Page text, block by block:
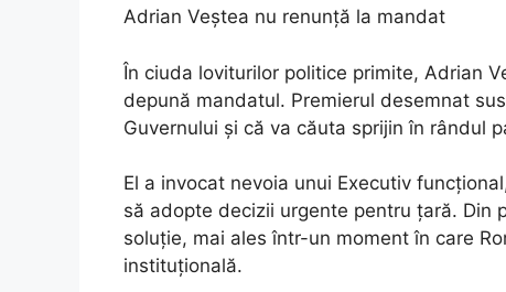
Adrian Veștea nu renunță la mandat
În ciuda loviturilor politice primite, Adrian
depună mandatul. Premierul desemnat
Guvernului și că va căuta sprijin în rândul
El a invocat nevoia unui Executiv
să adopte decizii urgente pentru țară. Din
soluție, mai ales într-un moment în care
instituțională.